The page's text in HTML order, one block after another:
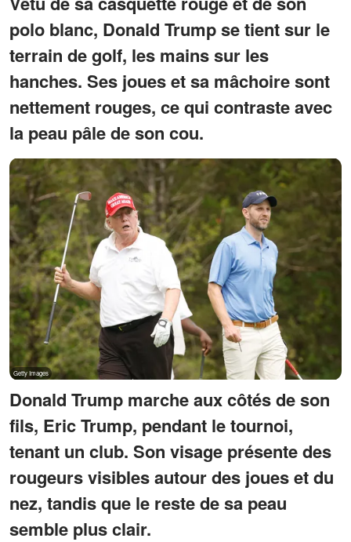
polo blanc, Donald Trump se tient sur le
terrain de golf, les mains sur les
hanches. Ses joues et sa mâchoire sont
nettement rouges, ce qui contraste avec
la peau pâle de son cou.
Donald Trump marche aux côtés de son
fils, Eric Trump, pendant le tournoi,
tenant un club. Son visage présente des
rougeurs visibles autour des joues et du
nez, tandis que le reste de sa peau
semble plus clair.